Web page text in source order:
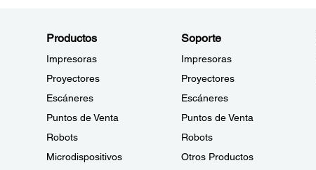
Productos
Impresoras
Proyectores
Escáneres
Puntos de Venta
Robots
Microdispositivos
Soporte
Impresoras
Proyectores
Escáneres
Puntos de Venta
Robots
Otros Productos